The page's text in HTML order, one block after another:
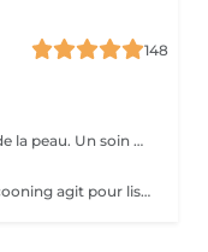
148
Le nec plus ultra en matière d'entretien de la peau. Un soin du visage sur mesure conçut pour atténuer les ridules et récupérer la peau fatiguée. En plus d'un massage signature du visage, du cou et des épaules, exfolier, nettoyer, restaurer et protéger sont au cur de ce soin du visage pour ces messieurs.
Adapté à votre type de peau, ce soin cocooning agit pour lisser et tonifier. il offre un coup de fouet aux peaux fatiguées et laisse votre teint renouvelé et revitalisé.